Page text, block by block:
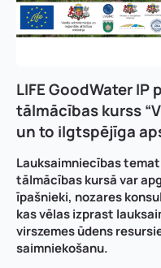
LIFE GoodWater
tālmācības kurss
un to ilgtspējīga
Lauksaimniecības
tālmācības kursā var
īpašnieki, nozares
kas vēlas izprast
virszemes ūdens
saimniekošanu.